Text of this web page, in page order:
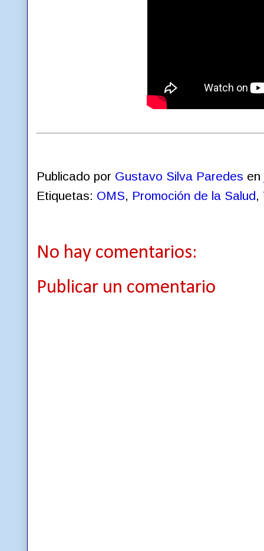
Publicado por Gustavo Silva Paredes en
Etiquetas: OMS, Promoción de la Salud,
No hay comentarios:
Publicar un comentario